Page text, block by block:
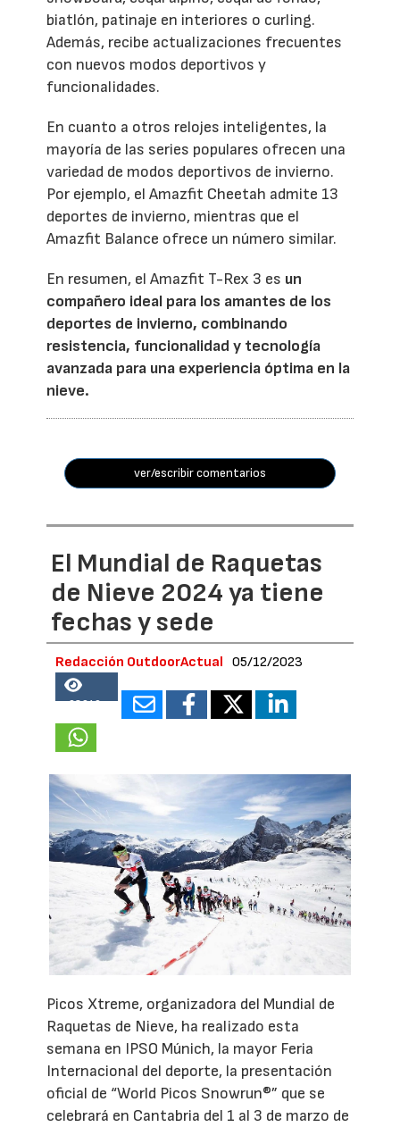
biatlón, patinaje en interiores o curling.
Además, recibe actualizaciones frecuentes
con nuevos modos deportivos y
funcionalidades.
En cuanto a otros relojes inteligentes, la
mayoría de las series populares ofrecen una
variedad de modos deportivos de invierno.
Por ejemplo, el Amazfit Cheetah admite 13
deportes de invierno, mientras que el
Amazfit Balance ofrece un número similar.
En resumen, el Amazfit T-Rex 3 es un
compañero ideal para los amantes de los
deportes de invierno, combinando
resistencia, funcionalidad y tecnología
avanzada para una experiencia óptima en la
nieve.
ver/escribir comentarios
El Mundial de Raquetas
de Nieve 2024 ya tiene
fechas y sede
Redacción OutdoorActual 05/12/2023
68940
Picos Xtreme, organizadora del Mundial de
Raquetas de Nieve, ha realizado esta
semana en IPSO Múnich, la mayor Feria
Internacional del deporte, la presentación
oficial de “World Picos Snowrun®” que se
celebrará en Cantabria del 1 al 3 de marzo de